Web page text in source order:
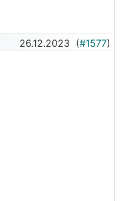
26.12.2023 (#1577)